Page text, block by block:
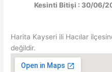
Kesinti Bitişi : 30/06/
Harita Kayseri ili Hacılar
değildir.